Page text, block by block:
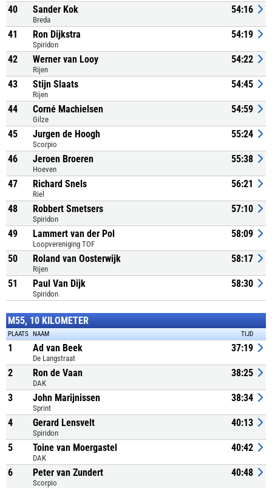
40 Sander Kok
Breda
54:16
41 Ron Dijkstra
Spiridon
54:19
42 Werner van Looy
Rijen
54:22
43 Stijn Slaats
Rijen
54:45
44 Corné Machielsen
Gilze
54:59
45 Jurgen de Hoogh
Scorpio
55:24
46 Jeroen Broeren
Hoeven
55:38
47 Richard Snels
Riel
56:21
48 Robbert Smetsers
Spiridon
57:10
49 Lammert van der Pol
Loopvereniging TOF
58:09
50 Roland van Oosterwijk
Rijen
58:17
51 Paul Van Dijk
Spiridon
58:30
M55, 10 KILOMETER
PLAATS NAAM TIJD
1 Ad van Beek
De Langstraat
37:19
2 Ron de Vaan
DAK
38:25
3 John Marijnissen
Sprint
38:34
4 Gerard Lensvelt
Spiridon
40:13
5 Toine van Moergastel
DAK
40:42
6 Peter van Zundert
Scorpio
40:48